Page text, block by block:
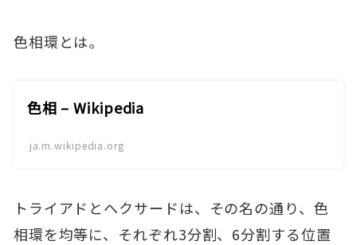
色相環とは。
色相 – Wikipedia
ja.m.wikipedia.org
トライアドとヘクサードは、その名の通り、色
相環を均等に、それぞれ3分割、6分割する位置